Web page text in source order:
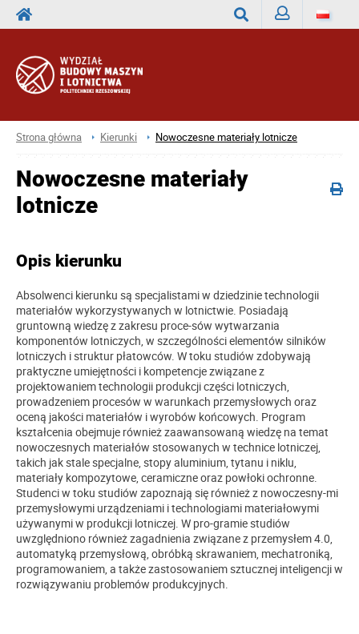
Strona główna Kierunki Nowoczesne materiały lotnicze
Nowoczesne materiały
lotnicze
Opis kierunku
Absolwenci kierunku są specjalistami w dziedzinie technologii
materiałów wykorzystywanych w lotnictwie. Posiadają
gruntowną wiedzę z zakresu proce-sów wytwarzania
komponentów lotniczych, w szczególności elementów silników
lotniczych i struktur płatowców. W toku studiów zdobywają
praktyczne umiejętności i kompetencje związane z
projektowaniem technologii produkcji części lotniczych,
prowadzeniem procesów w warunkach przemysłowych oraz
oceną jakości materiałów i wyrobów końcowych. Program
kształcenia obejmuje również zaawansowaną wiedzę na temat
nowoczesnych materiałów stosowanych w technice lotniczej,
takich jak stale specjalne, stopy aluminium, tytanu i niklu,
materiały kompozytowe, ceramiczne oraz powłoki ochronne.
Studenci w toku studiów zapoznają się również z nowoczesny-mi
przemysłowymi urządzeniami i technologiami materiałowymi
używanymi w produkcji lotniczej. W pro-gramie studiów
uwzględniono również zagadnienia związane z przemysłem 4.0,
automatyką przemysłową, obróbką skrawaniem, mechatroniką,
programowaniem, a także zastosowaniem sztucznej inteligencji w
rozwiązywaniu problemów produkcyjnych.